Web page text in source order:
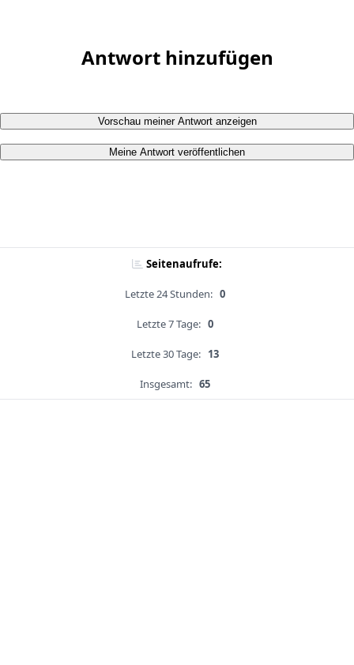
Antwort hinzufügen
Vorschau meiner Antwort anzeigen
Meine Antwort veröffentlichen
Seitenaufrufe:
Letzte 24 Stunden: 0
Letzte 7 Tage: 0
Letzte 30 Tage: 13
Insgesamt: 65